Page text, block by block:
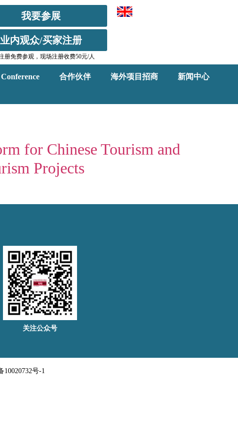
我要参展
业内观众/买家注册
册免费参观，现场注册收费50元/人
合作伙伴 海外项目招商
新闻中心
for Chinese Tourism and
Projects
关注公众号
号-1